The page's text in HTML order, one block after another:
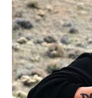
Felipe Aguilar,
Palacio, Ruyery
caras nuevas de
que no han
estuvieron en el
Unidos.